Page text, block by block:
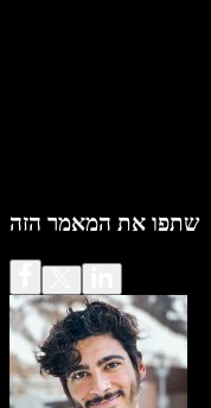
שתפו את המאמר הזה